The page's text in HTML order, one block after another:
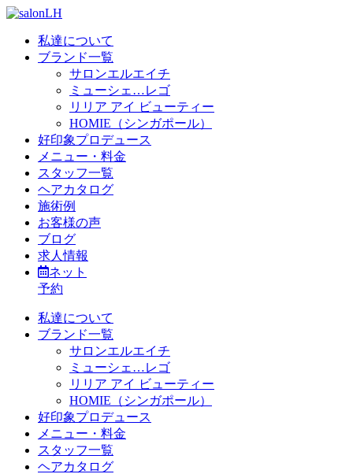
私達について
ブランド一覧
サロンエルエイチ
ミューシェ…レゴ
リリア アイ ビューティー
HOMIE（シンガポール）
好印象プロデュース
メニュー・料金
スタッフ一覧
ヘアカタログ
施術例
お客様の声
ブログ
求人情報
ネット
予約
私達について
ブランド一覧
サロンエルエイチ
ミューシェ…レゴ
リリア アイ ビューティー
HOMIE（シンガポール）
好印象プロデュース
メニュー・料金
スタッフ一覧
ヘアカタログ